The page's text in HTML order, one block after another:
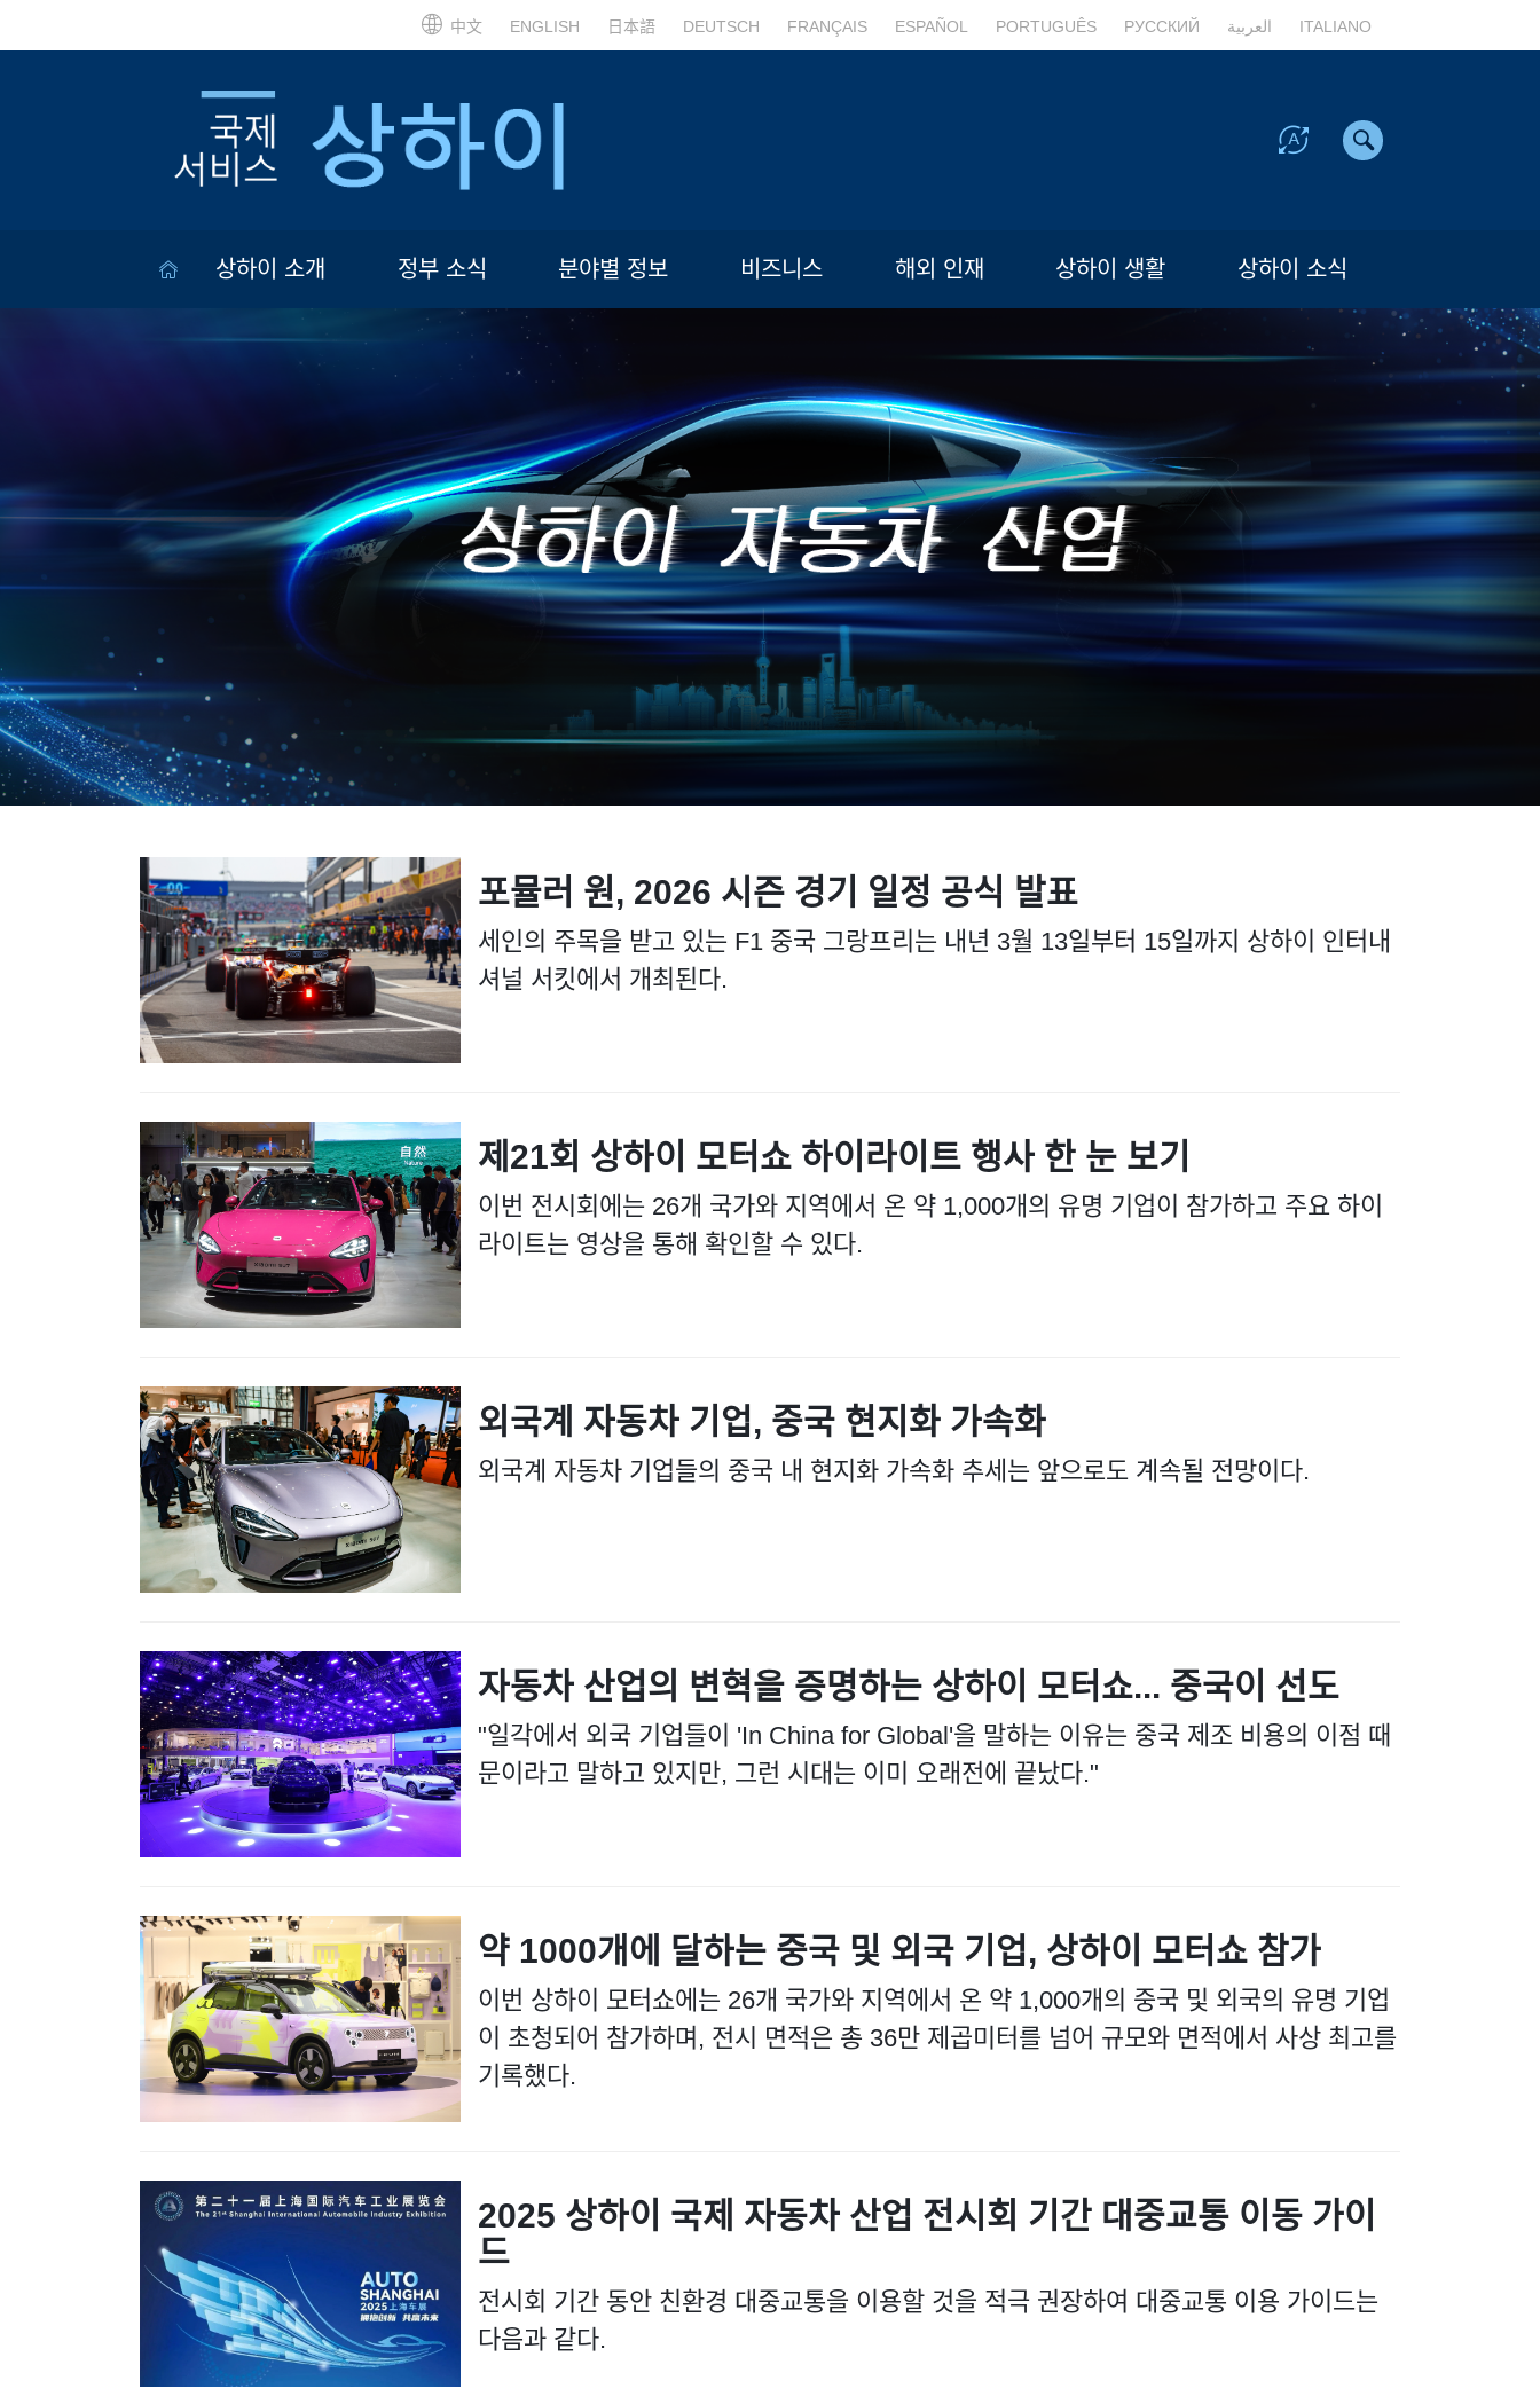
中文 ENGLISH 日本語 DEUTSCH FRANÇAIS ESPAÑOL PORTUGUÊS РУССКИЙ العربية ITALIANO
상하이 소개 정부 소식 분야별 정보 비즈니스 해외 인재 상하이 생활 상하이 소식
포뮬러 원, 2026 시즌 경기 일정 공식 발표
세인의 주목을 받고 있는 F1 중국 그랑프리는 내년 3월 13일부터 15일까지 상하이 인터내
셔널 서킷에서 개최된다.
제21회 상하이 모터쇼 하이라이트 행사 한 눈 보기
이번 전시회에는 26개 국가와 지역에서 온 약 1,000개의 유명 기업이 참가하고 주요 하이
라이트는 영상을 통해 확인할 수 있다.
외국계 자동차 기업, 중국 현지화 가속화
외국계 자동차 기업들의 중국 내 현지화 가속화 추세는 앞으로도 계속될 전망이다.
자동차 산업의 변혁을 증명하는 상하이 모터쇼... 중국이 선도
"일각에서 외국 기업들이 'In China for Global'을 말하는 이유는 중국 제조 비용의 이점 때
문이라고 말하고 있지만, 그런 시대는 이미 오래전에 끝났다."
약 1000개에 달하는 중국 및 외국 기업, 상하이 모터쇼 참가
이번 상하이 모터쇼에는 26개 국가와 지역에서 온 약 1,000개의 중국 및 외국의 유명 기업
이 초청되어 참가하며, 전시 면적은 총 36만 제곱미터를 넘어 규모와 면적에서 사상 최고를
기록했다.
2025 상하이 국제 자동차 산업 전시회 기간 대중교통 이동 가이
드
전시회 기간 동안 친환경 대중교통을 이용할 것을 적극 권장하여 대중교통 이용 가이드는
다음과 같다.